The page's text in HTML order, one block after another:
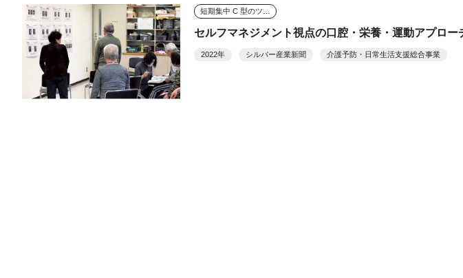
セルフマネジメント視点の口腔・栄養・運動アプロー
2022年 シルバー産業新聞 介護予防・日常生活支援総合事業